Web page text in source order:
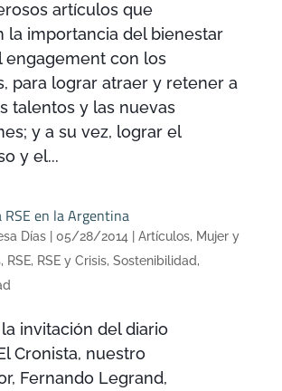
artículos que
la importancia del bienestar
engagement con los
para lograr atraer y retener a
talentos y las nuevas
y a su vez, lograr el
y el...
RSE en la Argentina
Días| 05/28/2014 Artículos, Mujer y
, RSE, RSE y Crisis, Sostenibilidad,
invitación del diario
Cronista, nuestro
Fernando Legrand,